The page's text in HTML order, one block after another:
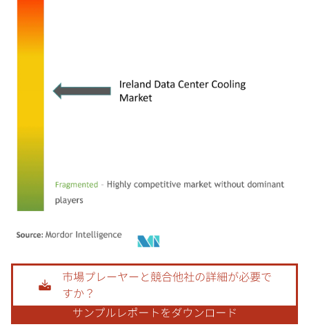
画像 © Mordor Intelligence。再利用にはCC BY 4.0の表示が必要です。